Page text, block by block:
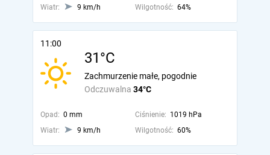
Wiatr:
9 km/h Wilgotność: 64%
11:00
31°C
Odczuwalna 34°C
Zachmurzenie małe, pogodnie
Opad: 0 mm Ciśnienie: 1019 hPa
Wiatr:
9 km/h Wilgotność: 60%